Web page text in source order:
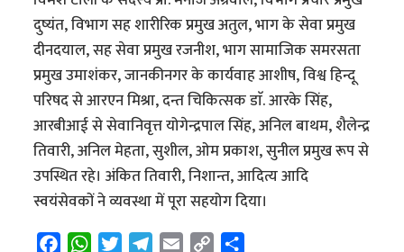
दुष्यंत, विभाग सह शारीरिक प्रमुख अतुल, भाग के सेवा प्रमुख
दीनदयाल, सह सेवा प्रमुख रजनीश, भाग सामाजिक समरसता
प्रमुख उमाशंकर, जानकीनगर के कार्यवाह आशीष, विश्व हिन्दू
परिषद से आरएन मिश्रा, दन्त चिकित्सक डाॅ. आरके सिंह,
आरबीआई से सेवानिवृत्त योगेन्द्रपाल सिंह, अनिल बाथम, शैलेन्द्र
तिवारी, अनिल मेहता, सुशील, ओम प्रकाश, सुनील प्रमुख रूप से
उपस्थित रहे। अंकित तिवारी, निशान्त, आदित्य आदि
स्वयंसेवकों ने व्यवस्था में पूरा सहयोग दिया।
W